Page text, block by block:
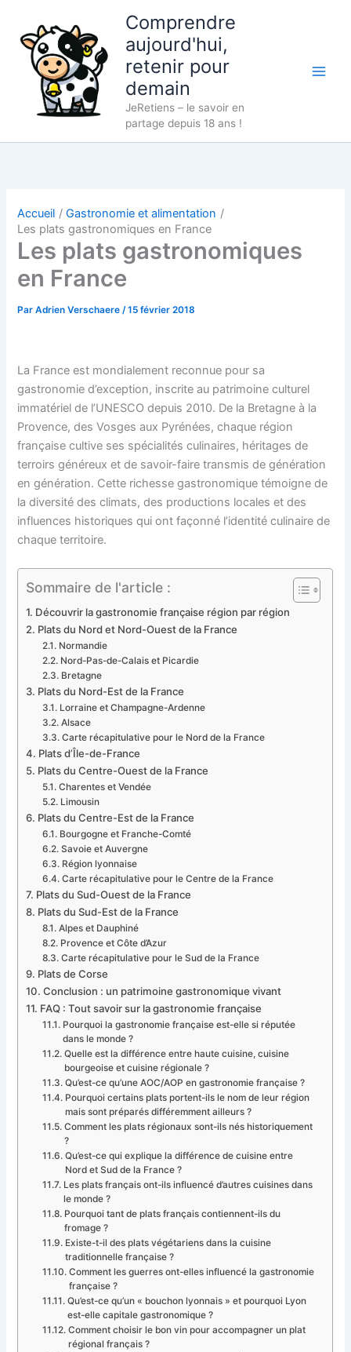
contenu
Comprendre
aujourd'hui,
retenir pour
demain
JeRetiens – le savoir en
partage depuis 18 ans !
Accueil
Gastronomie et alimentation
Les plats gastronomiques en France
Les plats gastronomiques
en France
ParAdrien Verschaere/15 février 2018
La France est mondialement reconnue pour sa
gastronomie d’exception, inscrite au patrimoine culturel
immatériel de l’UNESCO depuis 2010. De la Bretagne à la
Provence, des Vosges aux Pyrénées, chaque région
française cultive ses spécialités culinaires, héritages de
terroirs généreux et de savoir-faire transmis de génération
en génération. Cette richesse gastronomique témoigne de
la diversité des climats, des productions locales et des
influences historiques qui ont façonné l’identité culinaire de
chaque territoire.
Sommaire de l'article :
Découvrir la gastronomie française région par région
Plats du Nord et Nord-Ouest de la France
Normandie
Nord-Pas-de-Calais et Picardie
Bretagne
Plats du Nord-Est de la France
Lorraine et Champagne-Ardenne
Alsace
Carte récapitulative pour le Nord de la France
Plats d’Île-de-France
Plats du Centre-Ouest de la France
Charentes et Vendée
Limousin
Plats du Centre-Est de la France
Bourgogne et Franche-Comté
Savoie et Auvergne
Région lyonnaise
Carte récapitulative pour le Centre de la France
Plats du Sud-Ouest de la France
Plats du Sud-Est de la France
Alpes et Dauphiné
Provence et Côte d’Azur
Carte récapitulative pour le Sud de la France
Plats de Corse
Conclusion : un patrimoine gastronomique vivant
FAQ : Tout savoir sur la gastronomie française
Pourquoi la gastronomie française est-elle si réputée
dans le monde ?
Quelle est la différence entre haute cuisine, cuisine
bourgeoise et cuisine régionale ?
Qu’est-ce qu’une AOC/AOP en gastronomie française ?
Pourquoi certains plats portent-ils le nom de leur région
mais sont préparés différemment ailleurs ?
Comment les plats régionaux sont-ils nés historiquement
?
Qu’est-ce qui explique la différence de cuisine entre
Nord et Sud de la France ?
Les plats français ont-ils influencé d’autres cuisines dans
le monde ?
Pourquoi tant de plats français contiennent-ils du
fromage ?
Existe-t-il des plats végétariens dans la cuisine
traditionnelle française ?
Comment les guerres ont-elles influencé la gastronomie
française ?
Qu’est-ce qu’un « bouchon lyonnais » et pourquoi Lyon
est-elle capitale gastronomique ?
Comment choisir le bon vin pour accompagner un plat
régional français ?